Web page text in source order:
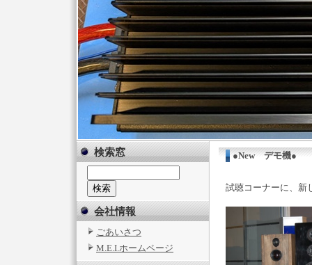
検索窓
会社情報
ごあいさつ
M.E.I.ホームページ
●New デモ機●
試聴コーナーに、新